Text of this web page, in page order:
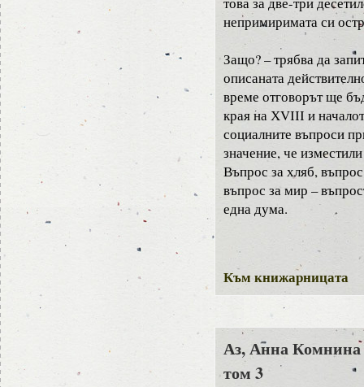
непримиримата си
Защо? – трябва да
описаната
време отговорът ще
края на ХVІІІ и
социалните въпроси
значение, че
Въпрос за хляб,
въпрос за мир –
една дума.
Към книжарницата
Аз, Анна
том 3